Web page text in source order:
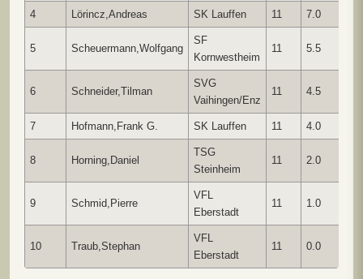
4 Lörincz,Andreas SK Lauffen 11 7.0
5 Scheuermann,Wolfgang
SF
Kornwestheim
11 5.5
6 Schneider,Tilman
SVG
Vaihingen/Enz
11 4.5
7 Hofmann,Frank G. SK Lauffen 11 4.0
8 Horning,Daniel
TSG
Steinheim
11 2.0
9 Schmid,Pierre
VFL
Eberstadt
11 1.0
10 Traub,Stephan
VFL
Eberstadt
11 0.0